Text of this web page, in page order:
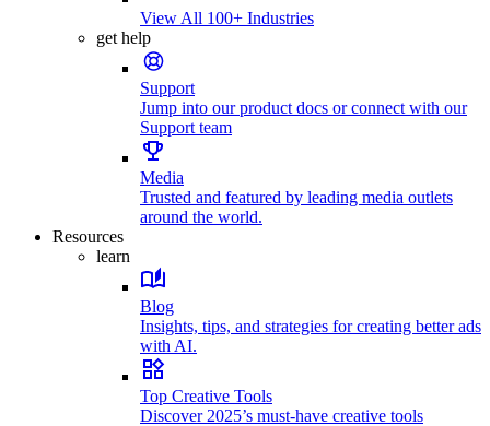
View All 100+ Industries
get help
Support
Jump into our product docs or connect with our
Support team
Media
Trusted and featured by leading media outlets
around the world.
Resources
learn
Blog
Insights, tips, and strategies for creating better ads
with AI.
Top Creative Tools
Discover 2025’s must-have creative tools